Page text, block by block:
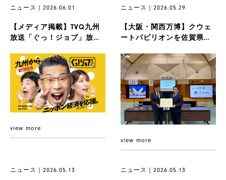
製
品
ニュース｜2026.06.01
【メディア掲載】TVQ九州
放送「ぐっ！ジョブ」放送
view more
ニュース｜2026.05.29
【大阪・関西万博】クウェ
ートパビリオンを佐賀県へ
いました...
view more
ニュース｜2026.05.13 ニュース｜2026.05.13